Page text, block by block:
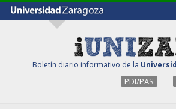
Boletín diario informativo de la
PDI/PAS